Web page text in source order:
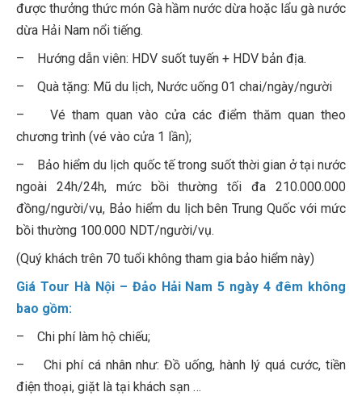
được thưởng thức món Gà hầm nước dừa hoặc lẩu gà nước
dừa Hải Nam nổi tiếng.
– Hướng dẫn viên: HDV suốt tuyến + HDV bản địa.
– Quà tặng: Mũ du lịch, Nước uống 01 chai/ngày/người
– Vé tham quan vào cửa các điểm thăm quan theo
chương trình (vé vào cửa 1 lần);
– Bảo hiểm du lịch quốc tế trong suốt thời gian ở tại nước
ngoài 24h/24h, mức bồi thường tối đa 210.000.000
đồng/người/vụ, Bảo hiểm du lịch bên Trung Quốc với mức
bồi thường 100.000 NDT/người/vụ.
(Quý khách trên 70 tuổi không tham gia bảo hiểm này)
Giá Tour Hà Nội – Đảo Hải Nam 5 ngày 4 đêm không
bao gồm:
– Chi phí làm hộ chiếu;
– Chi phí cá nhân như: Đồ uống, hành lý quá cước, tiền
điện thoại, giặt là tại khách sạn …